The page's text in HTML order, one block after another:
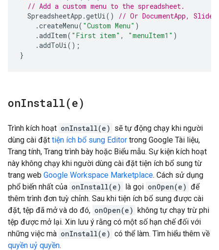
// Add a custom menu to the spreadsheet.
SpreadsheetApp .getUi()
// Or DocumentApp,
.createMenu( "Custom Menu" )
.addItem( "First item" , "menuItem1" )
.addToUi();
}
onInstall(e)
Trình kích hoạt onInstall(e) sẽ tự động chạy khi người
dùng cài đặt tiện ích bổ sung Editor trong Google Tài liệu,
Trang tính, Trang trình bày hoặc Biểu mẫu. Sự kiện kích hoạt
này không chạy khi người dùng cài đặt tiện ích bổ sung từ
trang web Google Workspace Marketplace. Cách sử dụng
phổ biến nhất của onInstall(e) là gọi onOpen(e) để
thêm trình đơn tuỳ chỉnh. Sau khi tiện ích bổ sung được cài
đặt, tệp đã mở và do đó, onOpen(e) không tự chạy trừ phi
tệp được mở lại. Xin lưu ý rằng có một số hạn chế đối với
những việc mà onInstall(e) có thể làm. Tìm hiểu thêm về
quyền uỷ quyền.